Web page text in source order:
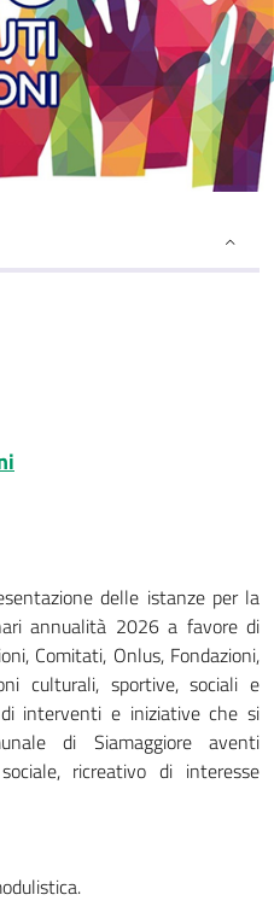
delle istanze per la
annualità 2026 a favore di
Comitati, Onlus, Fondazioni,
culturali, sportive, sociali e
interventi e iniziative che si
di Siamaggiore aventi
ricreativo di interesse